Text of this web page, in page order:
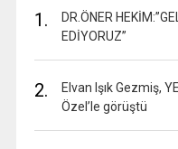
1.
DR.ÖNER
EDİYORUZ”
2.
Elvan Işık Gezmiş,
Özel’le görüştü